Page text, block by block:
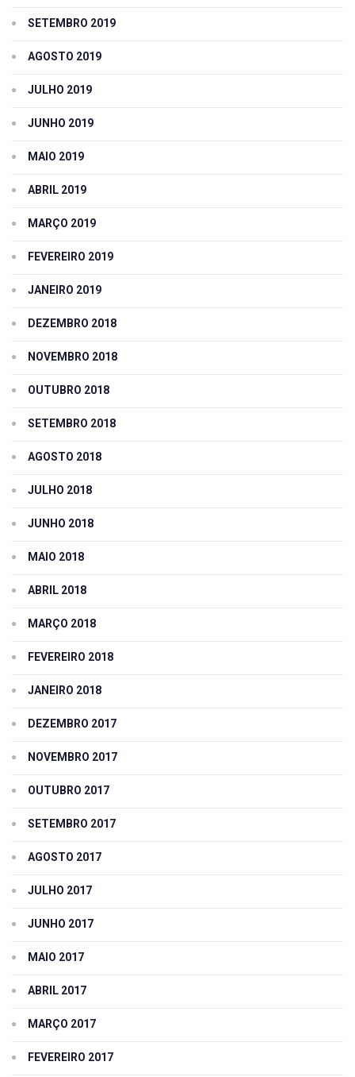
SETEMBRO 2019
AGOSTO 2019
JULHO 2019
JUNHO 2019
MAIO 2019
ABRIL 2019
MARÇO 2019
FEVEREIRO 2019
JANEIRO 2019
DEZEMBRO 2018
NOVEMBRO 2018
OUTUBRO 2018
SETEMBRO 2018
AGOSTO 2018
JULHO 2018
JUNHO 2018
MAIO 2018
ABRIL 2018
MARÇO 2018
FEVEREIRO 2018
JANEIRO 2018
DEZEMBRO 2017
NOVEMBRO 2017
OUTUBRO 2017
SETEMBRO 2017
AGOSTO 2017
JULHO 2017
JUNHO 2017
MAIO 2017
ABRIL 2017
MARÇO 2017
FEVEREIRO 2017